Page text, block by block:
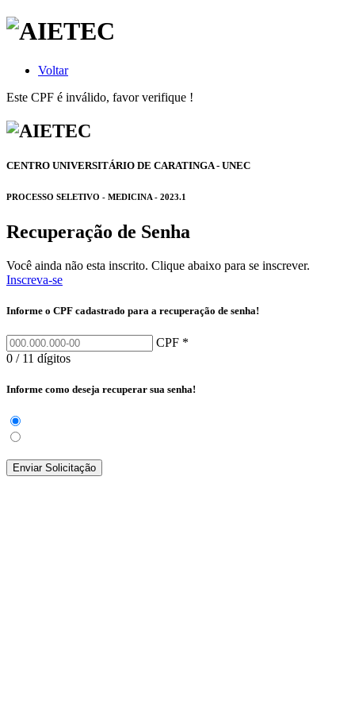
Voltar
Este CPF é inválido, favor verifique !
CENTRO UNIVERSITÁRIO DE CARATINGA - UNEC
PROCESSO SELETIVO - MEDICINA - 2023.1
Recuperação de Senha
Você ainda não esta inscrito. Clique abaixo para se inscrever.
Inscreva-se
Informe o CPF cadastrado para a recuperação de senha!
CPF *
0 / 11 dígitos
Informe como deseja recuperar sua senha!
Enviar Solicitação